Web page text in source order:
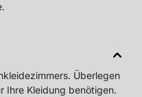
Überlegen
Ihre Kleidung benötigen.